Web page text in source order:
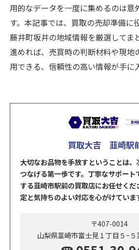
用的なデータを一度に集めるのは意
す。本記事では、買取の売却準備に
藤井町坂井の地域情報を厳選してま
進めれば、売買時の判断材料や現地
用できる、信頼性の高い情報が手に
買取大吉 韮崎駅
大切なお品物を手放すということは、
つなげる第一歩です。丁寧なサポート
する韮崎市駅前の買取店にお任せく
定と気持ちのよい対応を心がけていま
〒407-0014
山梨県韮崎市富士見１丁目５−